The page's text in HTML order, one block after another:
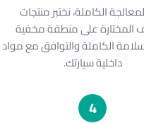
الكاملة، نختبر منتجات
المختارة على منطقة مخفية
الكاملة والتوافق مع مواد
داخلية سيارتك.
4